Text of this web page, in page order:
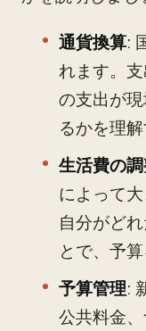
通貨換算:
れます。
の支出が
るかを理
生活費の
によって
自分がど
とで、予
予算管理:
公共料金